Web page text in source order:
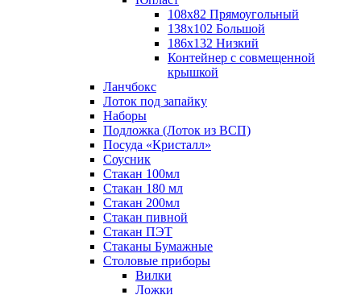
108х82 Прямоугольный
138х102 Большой
186х132 Низкий
Контейнер с совмещенной
крышкой
Ланчбокс
Лоток под запайку
Наборы
Подложка (Лоток из ВСП)
Посуда «Кристалл»
Соусник
Стакан 100мл
Стакан 180 мл
Стакан 200мл
Стакан пивной
Стакан ПЭТ
Стаканы Бумажные
Столовые приборы
Вилки
Ложки